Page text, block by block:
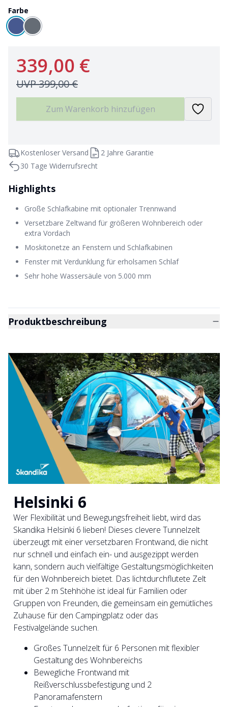
Farbe
339,00 €
UVP399,00 €
Zum Warenkorb hinzufügen
Kostenloser Versand
2 Jahre Garantie
30 Tage Widerrufsrecht
Highlights
Große Schlafkabine mit optionaler Trennwand
Versetzbare Zeltwand für größeren Wohnbereich oder
extra Vordach
Moskitonetze an Fenstern und Schlafkabinen
Fenster mit Verdunklung für erholsamen Schlaf
Sehr hohe Wassersäule von 5.000 mm
Produktbeschreibung
Helsinki 6
Wer Flexibilität und Bewegungsfreiheit liebt, wird das
Skandika Helsinki 6 lieben! Dieses clevere Tunnelzelt
überzeugt mit einer versetzbaren Frontwand, die nicht
nur schnell und einfach ein- und ausgezippt werden
kann, sondern auch vielfältige Gestaltungsmöglichkeiten
für den Wohnbereich bietet. Das lichtdurchflutete Zelt
mit über 2 m Stehhöhe ist ideal für Familien oder
Gruppen von Freunden, die gemeinsam ein gemütliches
Zuhause für den Campingplatz oder das
Festivalgelände suchen.
Großes Tunnelzelt für 6 Personen mit flexibler
Gestaltung des Wohnbereichs
Bewegliche Frontwand mit
Reißverschlussbefestigung und 2
Panoramafenstern